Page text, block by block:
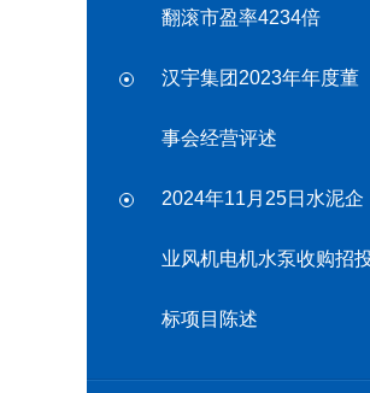
翻滚市盈率4234倍
汉宇集团2023年年度董
事会经营评述
2024年11月25日水泥企
业风机电机水泵收购招
标项目陈述